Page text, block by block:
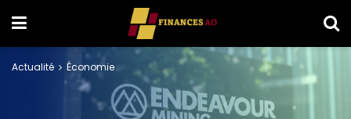
Actualité Économie